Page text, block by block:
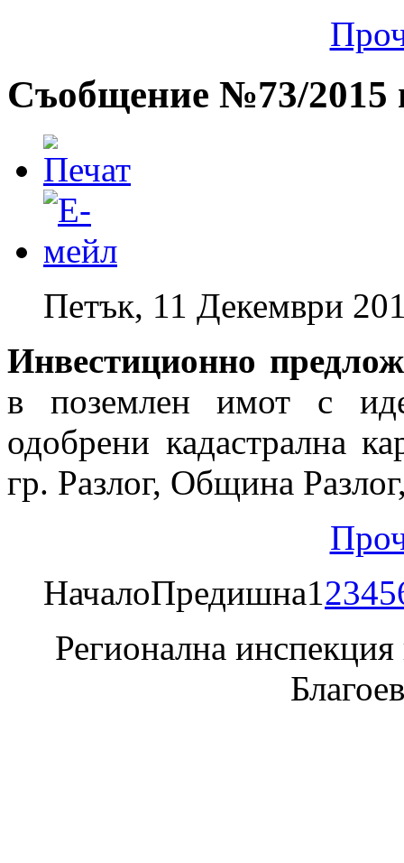
Съобщение №73/2015
Петък, 11 Декември
Инвестиционно
в поземлен имот с
одобрени кадастрална
гр. Разлог, Община
НачалоПредишна12345
Регионална